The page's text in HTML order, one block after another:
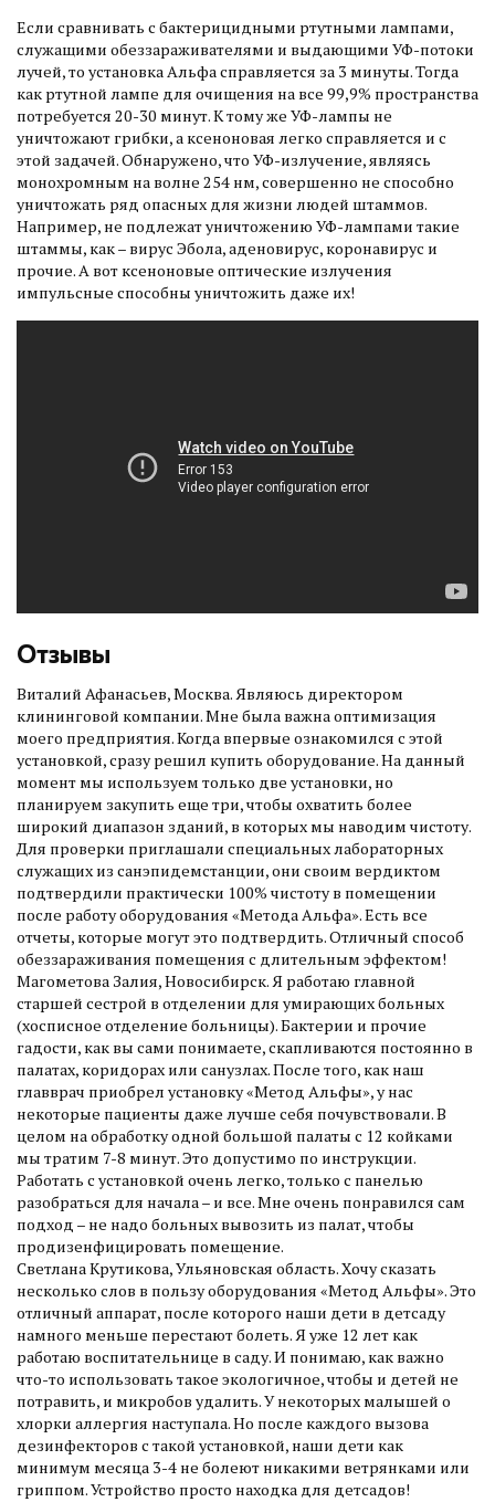
Если сравнивать с бактерицидными ртутными лампами,
служащими обеззараживателями и выдающими УФ-потоки
лучей, то установка Альфа справляется за 3 минуты. Тогда
как ртутной лампе для очищения на все 99,9% пространства
потребуется 20-30 минут. К тому же УФ-лампы не
уничтожают грибки, а ксеноновая легко справляется и с
этой задачей. Обнаружено, что УФ-излучение, являясь
монохромным на волне 254 нм, совершенно не способно
уничтожать ряд опасных для жизни людей штаммов.
Например, не подлежат уничтожению УФ-лампами такие
штаммы, как – вирус Эбола, аденовирус, коронавирус и
прочие. А вот ксеноновые оптические излучения
импульсные способны уничтожить даже их!
Отзывы
Виталий Афанасьев, Москва. Являюсь директором
клининговой компании. Мне была важна оптимизация
моего предприятия. Когда впервые ознакомился с этой
установкой, сразу решил купить оборудование. На данный
момент мы используем только две установки, но
планируем закупить еще три, чтобы охватить более
широкий диапазон зданий, в которых мы наводим чистоту.
Для проверки приглашали специальных лабораторных
служащих из санэпидемстанции, они своим вердиктом
подтвердили практически 100% чистоту в помещении
после работу оборудования «Метода Альфа». Есть все
отчеты, которые могут это подтвердить. Отличный способ
обеззараживания помещения с длительным эффектом!
Магометова Залия, Новосибирск. Я работаю главной
старшей сестрой в отделении для умирающих больных
(хосписное отделение больницы). Бактерии и прочие
гадости, как вы сами понимаете, скапливаются постоянно в
палатах, коридорах или санузлах. После того, как наш
главврач приобрел установку «Метод Альфы», у нас
некоторые пациенты даже лучше себя почувствовали. В
целом на обработку одной большой палаты с 12 койками
мы тратим 7-8 минут. Это допустимо по инструкции.
Работать с установкой очень легко, только с панелью
разобраться для начала – и все. Мне очень понравился сам
подход – не надо больных вывозить из палат, чтобы
продизенфицировать помещение.
Светлана Крутикова, Ульяновская область. Хочу сказать
несколько слов в пользу оборудования «Метод Альфы». Это
отличный аппарат, после которого наши дети в детсаду
намного меньше перестают болеть. Я уже 12 лет как
работаю воспитательнице в саду. И понимаю, как важно
что-то использовать такое экологичное, чтобы и детей не
потравить, и микробов удалить. У некоторых малышей о
хлорки аллергия наступала. Но после каждого вызова
дезинфекторов с такой установкой, наши дети как
минимум месяца 3-4 не болеют никакими ветрянками или
гриппом. Устройство просто находка для детсадов!